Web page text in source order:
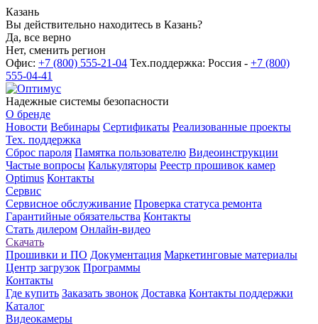
Казань
Вы действительно находитесь в Казань?
Да, все верно
Нет, сменить регион
Офис: +7 (800) 555-21-04 Тех.поддержка: Россия - +7 (800)
555-04-41
Надежные системы безопасности
О бренде
Новости Вебинары Сертификаты Реализованные проекты
Тех. поддержка
Сброс пароля Памятка пользователю Видеоинструкции
Частые вопросы Калькуляторы Реестр прошивок камер
Optimus Контакты
Сервис
Сервисное обслуживание Проверка статуса ремонта
Гарантийные обязательства Контакты
Стать дилером Онлайн-видео
Скачать
Прошивки и ПО Документация Маркетинговые материалы
Центр загрузок Программы
Контакты
Где купить Заказать звонок Доставка Контакты поддержки
Каталог
Видеокамеры